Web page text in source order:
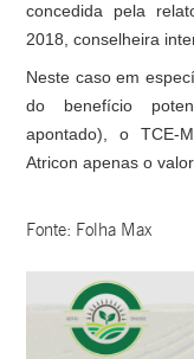
concedida pela
2018, conselheira
Neste caso em
do benefício
apontado), o TCE-
Atricon apenas o
Fonte: Folha Max